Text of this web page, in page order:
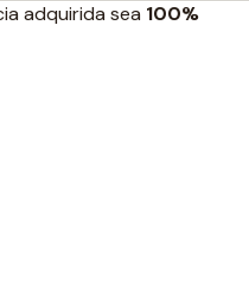
adquirida sea 100%